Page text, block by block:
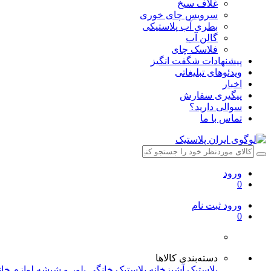
غلاف سیخ
سرویس چای خوری
بطری آب پلاستیکی
گالن آب
فلاسک چای
پیشنهادات شگفت انگیز
ویدئوهای تبلیغاتی
اخبار
پیگیری سفارش
سوالی دارید؟
تماس با ما
ورود
0
ورود ثبت نام
0
دسته‌بندی کالاها